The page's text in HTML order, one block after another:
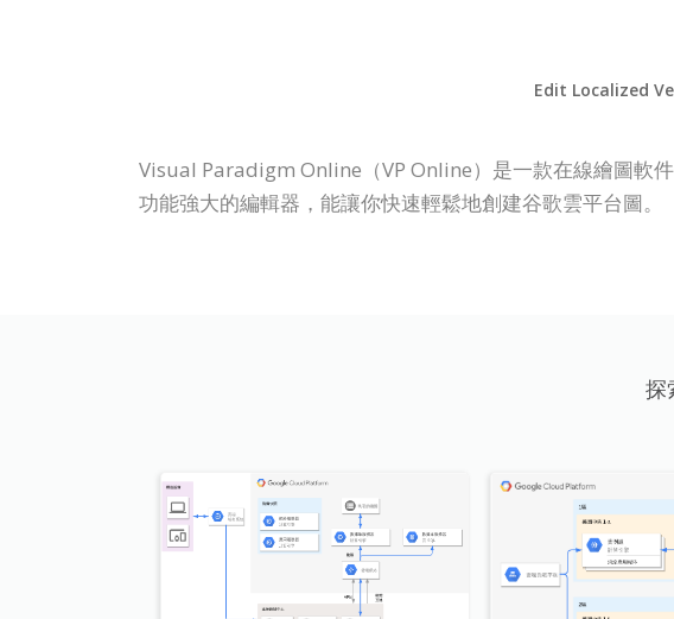
Edit Localized
Visual Paradigm Online（VP Online）是一款在線繪圖軟
功能強大的編輯器，能讓你快速輕鬆地創建谷歌雲平台圖。
探